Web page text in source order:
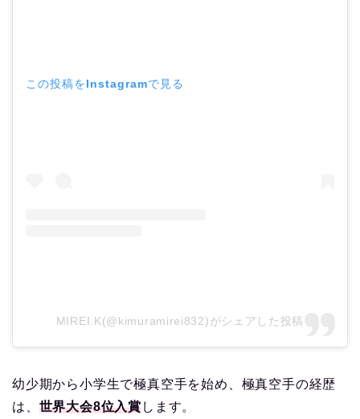
この投稿をInstagramで見る
MIREI.K(@kimuramirei832)がシェアした投稿
幼少期から小学生で極真空手を始め、極真空手の経歴
は、 世界大会8位入賞します。